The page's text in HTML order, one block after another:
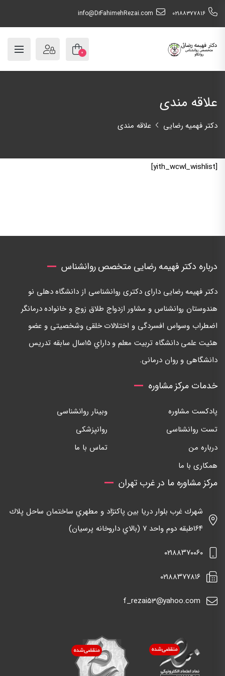
٠٢١٨٨٣٧٧٨١٦ info@DrFahimehRezai.com
۰
علاقه مندی
دکتر فهمیه رضایی علاقه مندی
[yith_wcwl_wishlist]
درباره دکتر فهیمه رضایی متخصص روانشناس
دكتر فهيمه رضايی دارای دكتری روانشناسی از دانشگاه دهلی نو
هندوستان روانشناس و مشاور ازدواج طلاق زوج و خانواده درمانگر
اضطراب وسواس افسردگی و اختلالات خلقی وشخصيتی و عضو
هئيت علمی دانشگاه تربيت معلم و داراي ١٥سال سابقه تدريس
دانشگاهی و روان درمانی.
خدمات مرکز مشاوره
پادکست مشاوره
وبینار روانشناسی
تست روانشناسی
روانپزشکی
درباره من
تماس با ما
همکاری با ما
مرکز مشاوره ما در غرب تهران
شهرك غرب بلوار دريا بين پاكنژاد و مطهري ساختمان ساحل پلاك
١٦٤طبقه دوم واحد ٧ (بالاي داروخانه پرسيان)
٠٢١٨٨٣٧٠٠٦٠
٠٢١٨٨٣٧٧٨١٦
f_rezai53@yahoo.com